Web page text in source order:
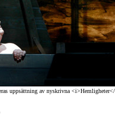
uppsättning av nyskrivna